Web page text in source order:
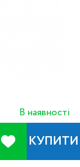
В наявності
КУПИТИ